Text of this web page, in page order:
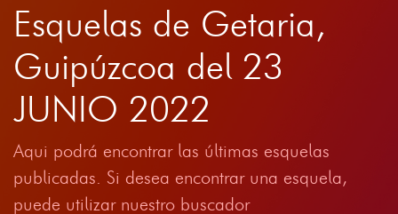
Esquelas de Getaria,
Guipúzcoa del 23
JUNIO 2022
Aqui podrá encontrar las últimas esquelas
publicadas. Si desea encontrar una esquela,
puede utilizar nuestro buscador